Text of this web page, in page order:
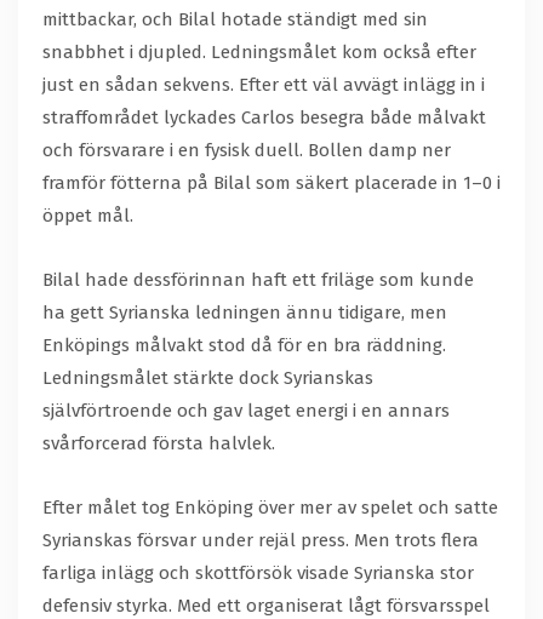
mittbackar, och Bilal hotade ständigt med sin
snabbhet i djupled. Ledningsmålet kom också efter
just en sådan sekvens. Efter ett väl avvägt inlägg in i
straffområdet lyckades Carlos besegra både målvakt
och försvarare i en fysisk duell. Bollen damp ner
framför fötterna på Bilal som säkert placerade in 1–0 i
öppet mål.
Bilal hade dessförinnan haft ett friläge som kunde
ha gett Syrianska ledningen ännu tidigare, men
Enköpings målvakt stod då för en bra räddning.
Ledningsmålet stärkte dock Syrianskas
självförtroende och gav laget energi i en annars
svårforcerad första halvlek.
Efter målet tog Enköping över mer av spelet och satte
Syrianskas försvar under rejäl press. Men trots flera
farliga inlägg och skottförsök visade Syrianska stor
defensiv styrka. Med ett organiserat lågt försvarsspel